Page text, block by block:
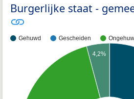
Burgerlijke staat -
Gehuwd Gescheiden
4,2%